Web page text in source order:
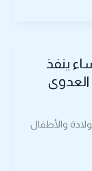
ينفذ
العدوى
والأطفال